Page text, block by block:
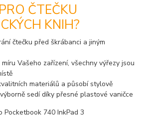
ČTEČKU
KNIH?
čtečku před škrábanci a jiným
Vašeho zařízení, všechny výřezy jsou
materiálů a působí stylově
sedí díky přesné plastové vaničce